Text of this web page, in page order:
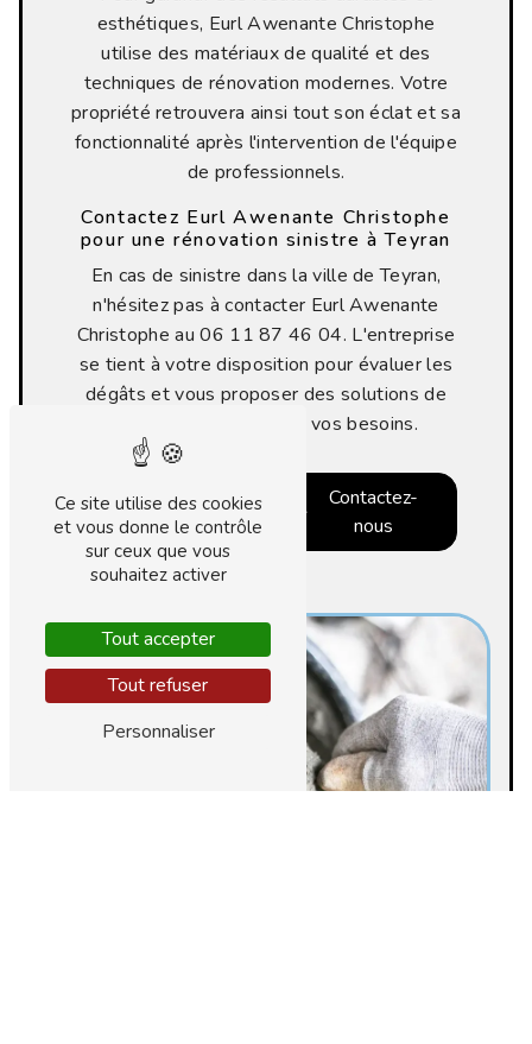
esthétiques, Eurl Awenante Christophe
utilise des matériaux de qualité et des
techniques de rénovation modernes. Votre
propriété retrouvera ainsi tout son éclat et sa
fonctionnalité après l'intervention de l'équipe
de professionnels.
Contactez Eurl Awenante Christophe
pour une rénovation sinistre à Teyran
En cas de sinistre dans la ville de Teyran,
n'hésitez pas à contacter Eurl Awenante
Christophe au 06 11 87 46 04. L'entreprise
se tient à votre disposition pour évaluer les
dégâts et vous proposer des solutions de
rénovation adaptées à vos besoins.
En savoir
plus
Contactez-
nous
Ce site utilise des cookies
et vous donne le contrôle
sur ceux que vous
souhaitez activer
Tout accepter
Tout refuser
Personnaliser